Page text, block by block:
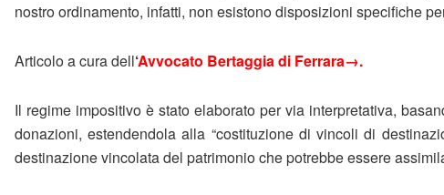
nostro ordinamento, infatti, non esistono disposizioni specifiche
Articolo a cura dell‘Avvocato Bertaggia di Ferrara→.
Il regime impositivo è stato elaborato per via interpretativa,
donazioni, estendendola alla “costituzione di vincoli di
destinazione vincolata del patrimonio che potrebbe essere